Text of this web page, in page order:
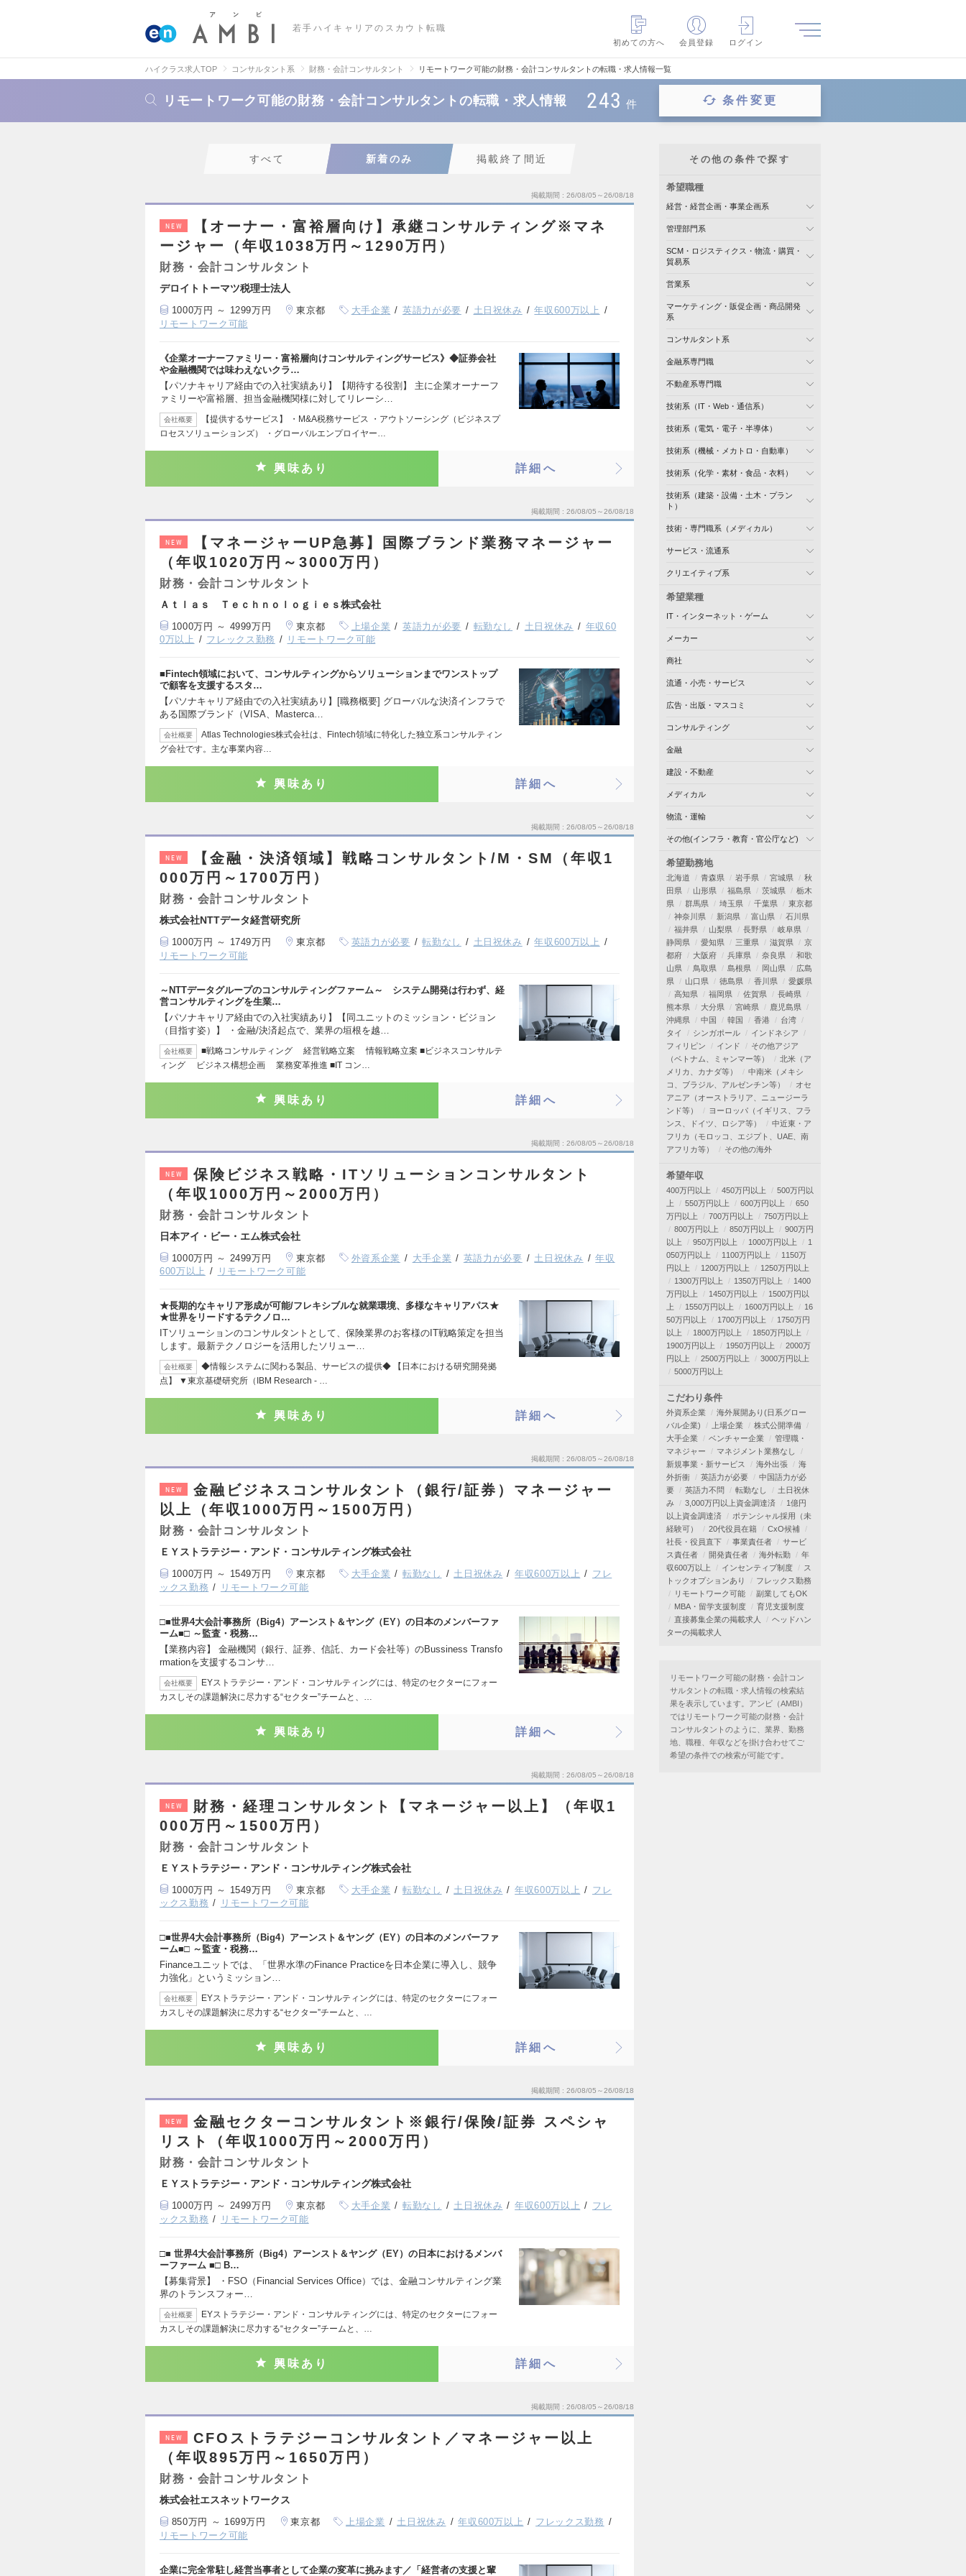
若手ハイキャリアのスカウト転職
初めての方へ
会員登録 ログイン
ハイクラス求人TOP コンサルタント系 財務・会計コンサルタント リモートワーク可能の財務・会計コンサルタントの転職・求人情報一覧
リモートワーク可能の財務・会計コンサルタントの転職・求人情報 243 件 条件変更
すべて 新着のみ 掲載終了間近
掲載期間 26/08/05～26/08/18
NEW
【オーナー・富裕層向け】承継コンサルティング※マネ
ージャー（年収1038万円～1290万円）
財務・会計コンサルタント
デロイトトーマツ税理士法人
1000万円 ～ 1299万円 東京都 大手企業 英語力が必要 土日祝休み
年収600万以上
リモートワーク可能
《企業オーナーファミリー・富裕層向けコンサルティングサービス》◆証券会社
や金融機関では味わえないクラ…
【パソナキャリア経由での入社実績あり】【期待する役割】 主に企業オーナーフ
ァミリーや富裕層、担当金融機関様に対してリレーシ…
会社概要
【提供するサービス】 ・M&A税務サービス ・アウトソーシング（ビジネスプ
ロセスソリューションズ） ・グローバルエンプロイヤー…
興味あり 詳細へ
掲載期間 26/08/05～26/08/18
NEW
【マネージャーUP急募】国際ブランド業務マネージャー
（年収1020万円～3000万円）
財務・会計コンサルタント
Ａｔｌａｓ Ｔｅｃｈｎｏｌｏｇｉｅｓ株式会社
1000万円 ～ 4999万円 東京都 上場企業 英語力が必要 転勤なし 土日祝休み
年収60
0万以上
フレックス勤務 リモートワーク可能
■Fintech領域において、コンサルティングからソリューションまでワンストップ
で顧客を支援するスタ…
【パソナキャリア経由での入社実績あり】[職務概要] グローバルな決済インフラで
ある国際ブランド（VISA、Masterca…
会社概要
Atlas Technologies株式会社は、Fintech領域に特化した独立系コンサルティン
グ会社です。主な事業内容…
興味あり 詳細へ
掲載期間 26/08/05～26/08/18
NEW
【金融・決済領域】戦略コンサルタント/M・SM（年収1
000万円～1700万円）
財務・会計コンサルタント
株式会社NTTデータ経営研究所
1000万円 ～ 1749万円 東京都 英語力が必要 転勤なし 土日祝休み
年収600万以上
リモートワーク可能
～NTTデータグループのコンサルティングファーム～ システム開発は行わず、経
営コンサルティングを生業…
【パソナキャリア経由での入社実績あり】【同ユニットのミッション・ビジョン
（目指す姿）】 ・金融/決済起点で、業界の垣根を越…
会社概要
■戦略コンサルティング 経営戦略立案 情報戦略立案 ■ビジネスコンサルテ
ィング ビジネス構想企画 業務変革推進 ■IT コン…
興味あり 詳細へ
掲載期間 26/08/05～26/08/18
NEW
保険ビジネス戦略・ITソリューションコンサルタント
（年収1000万円～2000万円）
財務・会計コンサルタント
日本アイ・ビー・エム株式会社
1000万円 ～ 2499万円 東京都 外資系企業 大手企業 英語力が必要 土日祝休み
年収
600万以上
リモートワーク可能
★長期的なキャリア形成が可能/フレキシブルな就業環境、多様なキャリアパス★
★世界をリードするテクノロ…
ITソリューションのコンサルタントとして、保険業界のお客様のIT戦略策定を担当
します。最新テクノロジーを活用したソリュー…
会社概要
◆情報システムに関わる製品、サービスの提供◆ 【日本における研究開発拠
点】 ▼東京基礎研究所（IBM Research - …
興味あり 詳細へ
掲載期間 26/08/05～26/08/18
NEW
金融ビジネスコンサルタント（銀行/証券）マネージャー
以上（年収1000万円～1500万円）
財務・会計コンサルタント
ＥＹストラテジー・アンド・コンサルティング株式会社
1000万円 ～ 1549万円 東京都 大手企業 転勤なし 土日祝休み 年収600万以上
フレ
ックス勤務
リモートワーク可能
□■世界4大会計事務所（Big4）アーンスト＆ヤング（EY）の日本のメンバーファ
ーム■□ ～監査・税務…
【業務内容】 金融機関（銀行、証券、信託、カード会社等）のBussiness Transfo
rmationを支援するコンサ…
会社概要
EYストラテジー・アンド・コンサルティングには、特定のセクターにフォー
カスしその課題解決に尽力する“セクター”チームと、…
興味あり 詳細へ
掲載期間 26/08/05～26/08/18
NEW
財務・経理コンサルタント【マネージャー以上】（年収1
000万円～1500万円）
財務・会計コンサルタント
ＥＹストラテジー・アンド・コンサルティング株式会社
1000万円 ～ 1549万円 東京都 大手企業 転勤なし 土日祝休み 年収600万以上
フレ
ックス勤務
リモートワーク可能
□■世界4大会計事務所（Big4）アーンスト＆ヤング（EY）の日本のメンバーファ
ーム■□ ～監査・税務…
Financeユニットでは、「世界水準のFinance Practiceを日本企業に導入し、競争
力強化」というミッション…
会社概要
EYストラテジー・アンド・コンサルティングには、特定のセクターにフォー
カスしその課題解決に尽力する“セクター”チームと、…
興味あり 詳細へ
掲載期間 26/08/05～26/08/18
NEW
金融セクターコンサルタント※銀行/保険/証券 スペシャ
リスト（年収1000万円～2000万円）
財務・会計コンサルタント
ＥＹストラテジー・アンド・コンサルティング株式会社
1000万円 ～ 2499万円 東京都 大手企業 転勤なし 土日祝休み 年収600万以上
フレ
ックス勤務
リモートワーク可能
□■ 世界4大会計事務所（Big4）アーンスト＆ヤング（EY）の日本におけるメンバ
ーファーム ■□ B…
【募集背景】 ・FSO（Financial Services Office）では、金融コンサルティング業
界のトランスフォー…
会社概要
EYストラテジー・アンド・コンサルティングには、特定のセクターにフォー
カスしその課題解決に尽力する“セクター”チームと、…
興味あり 詳細へ
掲載期間 26/08/05～26/08/18
NEW
CFOストラテジーコンサルタント／マネージャー以上
（年収895万円～1650万円）
財務・会計コンサルタント
株式会社エスネットワークス
850万円 ～ 1699万円 東京都 上場企業 土日祝休み 年収600万以上
フレックス勤務
リモートワーク可能
企業に完全常駐し経営当事者として企業の変革に挑みます／「経営者の支援と輩
その他の条件で探す
希望職種
経営・経営企画・事業企画系
管理部門系
SCM・ロジスティクス・物流・購買・
貿易系
営業系
マーケティング・販促企画・商品開発
系
コンサルタント系
金融系専門職
不動産系専門職
技術系（IT・Web・通信系）
技術系（電気・電子・半導体）
技術系（機械・メカトロ・自動車）
技術系（化学・素材・食品・衣料）
技術系（建築・設備・土木・プラン
ト）
技術・専門職系（メディカル）
サービス・流通系
クリエイティブ系
希望業種
IT・インターネット・ゲーム
メーカー
商社
流通・小売・サービス
広告・出版・マスコミ
コンサルティング
金融
建設・不動産
メディカル
物流・運輸
その他(インフラ・教育・官公庁など)
希望勤務地
北海道 青森県 岩手県 宮城県
秋
田県
山形県 福島県 茨城県
栃木
県
群馬県 埼玉県 千葉県
東京都
神奈川県
新潟県 富山県
石川県
福井県
山梨県 長野県
岐阜県
静岡県
愛知県 三重県 滋賀県
京
都府
大阪府 兵庫県 奈良県
和歌
山県
鳥取県 島根県 岡山県
広島
県
山口県 徳島県 香川県
愛媛県
高知県
福岡県 佐賀県
長崎県
熊本県
大分県 宮崎県
鹿児島県
沖縄県
中国 韓国 香港
台湾
タイ
シンガポール
インドネシア
フィリピン
インド
その他アジア
（ベトナム、ミャンマー等）
北米（ア
メリカ、カナダ等）
中南米（メキシ
コ、ブラジル、アルゼンチン等）
オセ
アニア（オーストラリア、ニュージーラ
ンド等）
ヨーロッパ（イギリス、フラ
ンス、ドイツ、ロシア等）
中近東・ア
フリカ（モロッコ、エジプト、UAE、南
アフリカ等）
その他の海外
希望年収
400万円以上 450万円以上
500万円以
上
550万円以上 600万円以上
650
万円以上
700万円以上
750万円以上
800万円以上
850万円以上
900万円
以上
950万円以上 1000万円以上
1
050万円以上
1100万円以上
1150万
円以上
1200万円以上
1250万円以上
1300万円以上
1350万円以上
1400
万円以上
1450万円以上
1500万円以
上
1550万円以上 1600万円以上
16
50万円以上
1700万円以上
1750万円
以上
1800万円以上
1850万円以上
1900万円以上
1950万円以上
2000万
円以上
2500万円以上
3000万円以上
5000万円以上
こだわり条件
外資系企業
海外展開あり(日系グロー
バル企業)
上場企業
株式公開準備
大手企業
ベンチャー企業
管理職・
マネジャー
マネジメント業務なし
新規事業・新サービス
海外出張
海
外折衝
英語力が必要
中国語力が必
要
英語力不問 転勤なし
土日祝休
み
3,000万円以上資金調達済
1億円
以上資金調達済
ポテンシャル採用（未
経験可）
20代役員在籍
CxO候補
社長・役員直下
事業責任者
サービ
ス責任者
開発責任者 海外転勤
年
収600万以上
インセンティブ制度
ス
トックオプションあり
フレックス勤務
リモートワーク可能
副業してもOK
MBA・留学支援制度
育児支援制度
直接募集企業の掲載求人
ヘッドハン
ターの掲載求人
リモートワーク可能の財務・会計コン
サルタントの転職・求人情報の検索結
果を表示しています。アンビ（AMBI）
ではリモートワーク可能の財務・会計
コンサルタントのように、業界、勤務
地、職種、年収などを掛け合わせてご
希望の条件での検索が可能です。